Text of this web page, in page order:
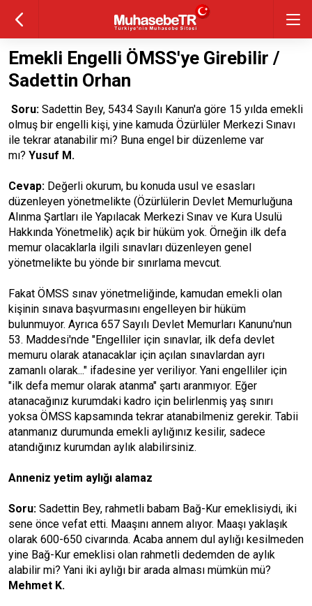
Emekli Engelli ÖMSS'ye Girebilir /
Sadettin Orhan
Soru: Sadettin Bey, 5434 Sayılı Kanun'a göre 15 yılda emekli
olmuş bir engelli kişi, yine kamuda Özürlüler Merkezi Sınavı
ile tekrar atanabilir mi? Buna engel bir düzenleme var
mı? Yusuf M.
Cevap: Değerli okurum, bu konuda usul ve esasları
düzenleyen yönetmelikte (Özürlülerin Devlet Memurluğuna
Alınma Şartları ile Yapılacak Merkezi Sınav ve Kura Usulü
Hakkında Yönetmelik) açık bir hüküm yok. Örneğin ilk defa
memur olacaklarla ilgili sınavları düzenleyen genel
yönetmelikte bu yönde bir sınırlama mevcut.
Fakat ÖMSS sınav yönetmeliğinde, kamudan emekli olan
kişinin sınava başvurmasını engelleyen bir hüküm
bulunmuyor. Ayrıca 657 Sayılı Devlet Memurları Kanunu'nun
53. Maddesi'nde "Engelliler için sınavlar, ilk defa devlet
memuru olarak atanacaklar için açılan sınavlardan ayrı
zamanlı olarak..." ifadesine yer veriliyor. Yani engelliler için
"ilk defa memur olarak atanma" şartı aranmıyor. Eğer
atanacağınız kurumdaki kadro için belirlenmiş yaş sınırı
yoksa ÖMSS kapsamında tekrar atanabilmeniz gerekir. Tabii
atanmanız durumunda emekli aylığınız kesilir, sadece
atandığınız kurumdan aylık alabilirsiniz.
Anneniz yetim aylığı alamaz
Soru: Sadettin Bey, rahmetli babam Bağ-Kur emeklisiydi, iki
sene önce vefat etti. Maaşını annem alıyor. Maaşı yaklaşık
olarak 600-650 civarında. Acaba annem dul aylığı kesilmeden
yine Bağ-Kur emeklisi olan rahmetli dedemden de aylık
alabilir mi? Yani iki aylığı bir arada alması mümkün mü?
Mehmet K.